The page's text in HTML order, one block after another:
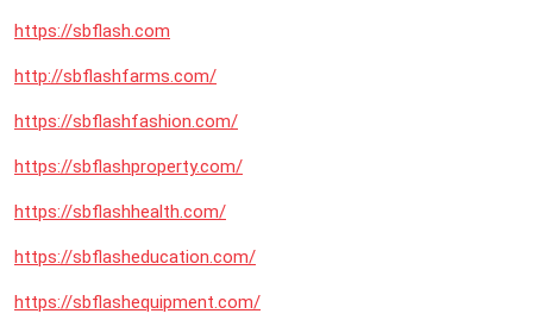
https://sbflash.com
http://sbflashfarms.com/
https://sbflashfashion.com/
https://sbflashproperty.com/
https://sbflashhealth.com/
https://sbflasheducation.com/
https://sbflashequipment.com/